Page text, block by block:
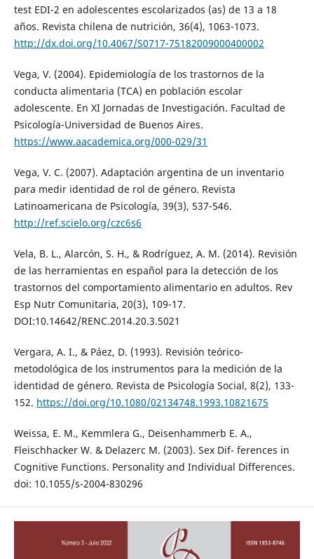
test EDI-2 en adolescentes escolarizados (as) de 13 a 18
años. Revista chilena de nutrición, 36(4), 1063-1073.
http://dx.doi.org/10.4067/S0717-75182009000400002
Vega, V. (2004). Epidemiología de los trastornos de la
conducta alimentaria (TCA) en población escolar
adolescente. En XI Jornadas de Investigación. Facultad de
Psicología-Universidad de Buenos Aires.
https://www.aacademica.org/000-029/31
Vega, V. C. (2007). Adaptación argentina de un inventario
para medir identidad de rol de género. Revista
Latinoamericana de Psicología, 39(3), 537-546.
http://ref.scielo.org/czc6s6
Vela, B. L., Alarcón, S. H., & Rodríguez, A. M. (2014). Revisión
de las herramientas en español para la detección de los
trastornos del comportamiento alimentario en adultos. Rev
Esp Nutr Comunitaria, 20(3), 109-17.
DOI:10.14642/RENC.2014.20.3.5021
Vergara, A. I., & Páez, D. (1993). Revisión teórico-
metodológica de los instrumentos para la medición de la
identidad de género. Revista de Psicología Social, 8(2), 133-
152. https://doi.org/10.1080/02134748.1993.10821675
Weissa, E. M., Kemmlera G., Deisenhammerb E. A.,
Fleischhacker W. & Delazerc M. (2003). Sex Dif- ferences in
Cognitive Functions. Personality and Individual Differences.
doi: 10.1055/s-2004-830296